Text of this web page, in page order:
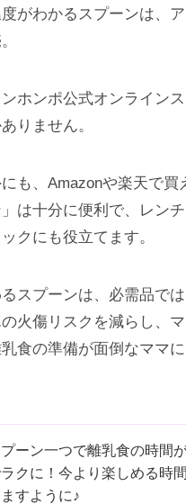
がわかるスプーンは、
ホンポ公式オンライン
りません。
も、Amazonや楽天で買
は十分に便利で、レン
クにも役立てます。
スプーンは、必需品で
火傷リスクを減らし、
食の準備が面倒なママ
ーン一つで離乳食の時間
クに！今より楽しめる時
ますように♪